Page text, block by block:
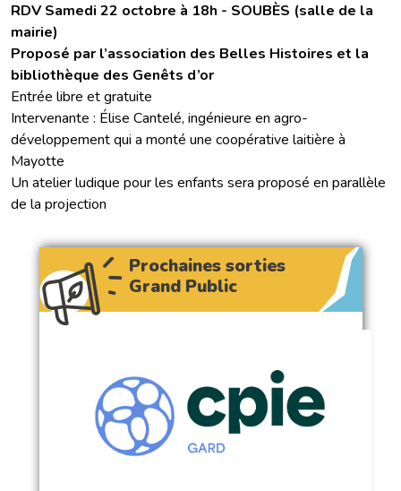
RDV Samedi 22 octobre à 18h - SOUBÈS (salle de la
mairie)
Proposé par l’association des Belles Histoires et la
bibliothèque des Genêts d’or
Entrée libre et gratuite
Intervenante : Élise Cantelé, ingénieure en agro-
développement qui a monté une coopérative laitière à
Mayotte
Un atelier ludique pour les enfants sera proposé en parallèle
de la projection
Prochaines sorties
Grand Public